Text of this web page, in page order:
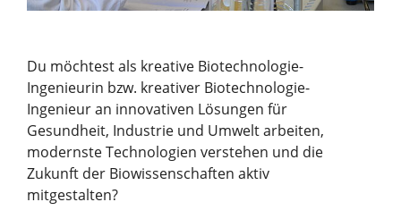
Du möchtest als kreative Biotechnologie-
Ingenieurin bzw. kreativer Biotechnologie-
Ingenieur an innovativen Lösungen für
Gesundheit, Industrie und Umwelt arbeiten,
modernste Technologien verstehen und die
Zukunft der Biowissenschaften aktiv
mitgestalten?